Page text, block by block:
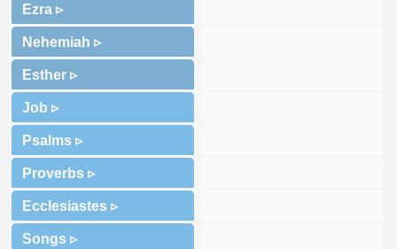
Ezra ▹
Nehemiah ▹
Esther ▹
Job ▹
Psalms ▹
Proverbs ▹
Ecclesiastes ▹
Songs ▹